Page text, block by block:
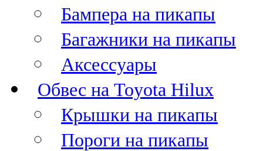
Бампера на пикапы
Багажники на пикапы
Аксессуары
Обвес на Toyota Hilux
Крышки на пикапы
Пороги на пикапы